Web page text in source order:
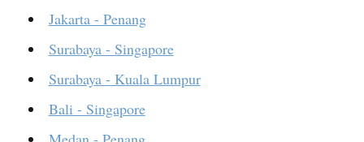
Jakarta - Penang
Surabaya - Singapore
Surabaya - Kuala Lumpur
Bali - Singapore